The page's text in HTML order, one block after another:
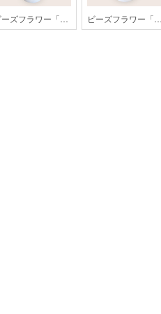
ビーズフラワー「ひまわり」【202607monthly】 ビーズフラワー「あじさい」【202606monthly】